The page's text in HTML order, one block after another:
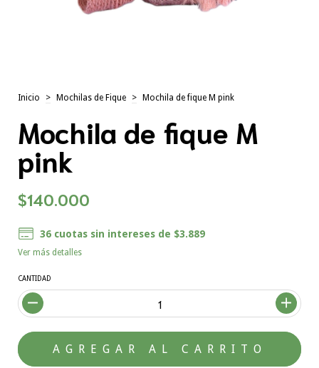
Inicio > Mochilas de Fique > Mochila de fique M pink
Mochila de fique M
pink
$140.000
36 cuotas sin intereses de $3.889
Ver más detalles
CANTIDAD